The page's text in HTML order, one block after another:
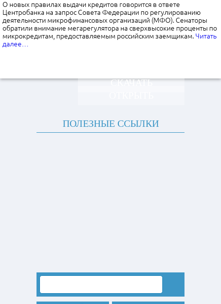
О новых правилах выдачи кредитов говорится в ответе
Центробанка на запрос Совета Федерации по регулированию
деятельности микрофинансовых организаций (МФО). Сенаторы
обратили внимание мегарегулятора на сверхвысокие проценты по
микрокредитам, предоставляемым российским заемщикам. Читать
далее…
СКАЧАТЬ
ПОЛЕЗНЫЕ ССЫЛКИ